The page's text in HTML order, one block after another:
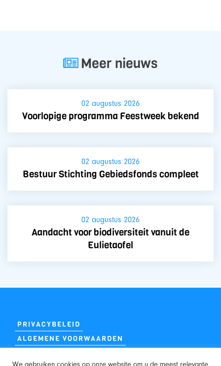
Meer nieuws
02 augustus 2026
Voorlopige programma Feestweek bekend
02 augustus 2026
Bestuur Stichting Gebiedsfonds compleet
02 augustus 2026
Aandacht voor biodiversiteit vanuit de
Eulietaofel
PRIVACYBELEID
ALGEMENE VOORWAARDEN
We gebruiken cookies op onze website om u de meest relevante